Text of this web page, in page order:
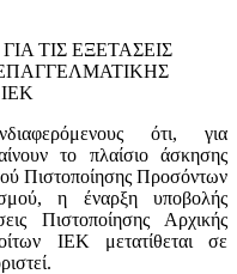
ΤΙΣ ΕΞΕΤΑΣΕΙΣ
ότι, για
το πλαίσιο άσκησης
Πιστοποίησης Προσόντων
η έναρξη υποβολής
Πιστοποίησης Αρχικής
ΙΕΚ μετατίθεται σε